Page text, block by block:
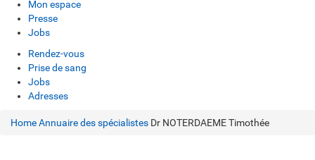
Mon espace
Presse
Jobs
Rendez-vous
Prise de sang
Jobs
Adresses
HomeAnnuaire des spécialistes Dr NOTERDAEME Timothée